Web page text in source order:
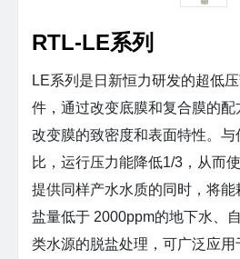
RTL-LE系列
LE系列是日新恒力研发的超低
件，通过改变底膜和复合膜的配
改变膜的致密度和表面特性。
比，运行压力能降低1/3，从而
提供同样产水水质的同时，将
盐量低于 2000ppm的地下水、
类水源的脱盐处理，可广泛应